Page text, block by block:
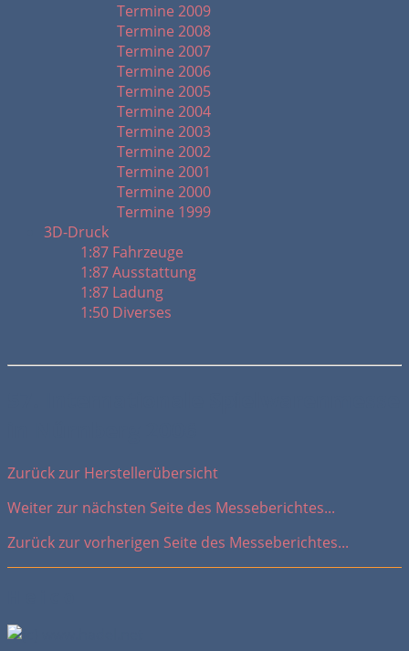
Termine 2009
Termine 2008
Termine 2007
Termine 2006
Termine 2005
Termine 2004
Termine 2003
Termine 2002
Termine 2001
Termine 2000
Termine 1999
3D-Druck
1:87 Fahrzeuge
1:87 Ausstattung
1:87 Ladung
1:50 Diverses
Zurück zur Herstellerübersicht
Weiter zur nächsten Seite des Messeberichtes...
Zurück zur vorherigen Seite des Messeberichtes...